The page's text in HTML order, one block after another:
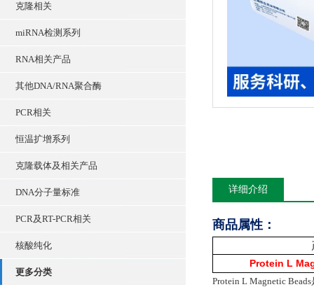
克隆相关
miRNA检测系列
RNA相关产品
其他DNA/RNA聚合酶
PCR相关
恒温扩增系列
克隆载体及相关产品
DNA分子量标准
PCR及RT-PCR相关
核酸纯化
更多分类
详细介绍
商品属性：
Protein L
Protein L Magnetic